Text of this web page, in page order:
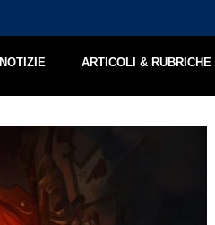
NOTIZIE ARTICOLI & RUBRICHE